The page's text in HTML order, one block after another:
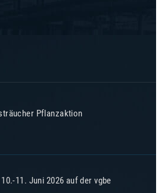
Pflanzaktion
11. Juni 2026 auf der vgbe